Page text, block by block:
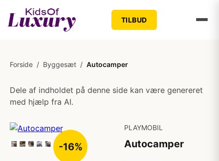
TILBUD
Forside / Byggesæt / Autocamper
Dele af indholdet på denne side kan være genereret
med hjælp fra AI.
-16%
PLAYMOBIL
Autocamper